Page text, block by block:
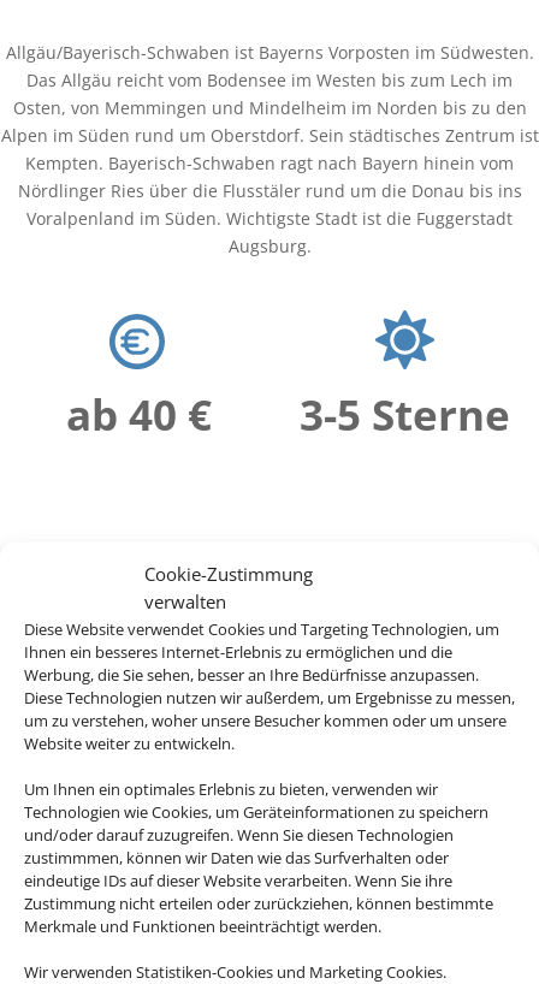
Cookie-Zustimmung
verwalten
Diese Website verwendet Cookies und Targeting Technologien, um
Ihnen ein besseres Internet-Erlebnis zu ermöglichen und die
Werbung, die Sie sehen, besser an Ihre Bedürfnisse anzupassen.
Diese Technologien nutzen wir außerdem, um Ergebnisse zu messen,
um zu verstehen, woher unsere Besucher kommen oder um unsere
Website weiter zu entwickeln.
Um Ihnen ein optimales Erlebnis zu bieten, verwenden wir
Technologien wie Cookies, um Geräteinformationen zu speichern
und/oder darauf zuzugreifen. Wenn Sie diesen Technologien
zustimmmen, können wir Daten wie das Surfverhalten oder
eindeutige IDs auf dieser Website verarbeiten. Wenn Sie ihre
Zustimmung nicht erteilen oder zurückziehen, können bestimmte
Merkmale und Funktionen beeinträchtigt werden.
Wir verwenden Statistiken-Cookies und Marketing Cookies.
Allgäu/Bayerisch-Schwaben ist Bayerns Vorposten im Südwesten.
Das Allgäu reicht vom Bodensee im Westen bis zum Lech im
Osten, von Memmingen und Mindelheim im Norden bis zu den
Alpen im Süden rund um Oberstdorf. Sein städtisches Zentrum ist
Kempten. Bayerisch-Schwaben ragt nach Bayern hinein vom
Nördlinger Ries über die Flusstäler rund um die Donau bis ins
Voralpenland im Süden. Wichtigste Stadt ist die Fuggerstadt
Augsburg.
ab 40 € 3-5 Sterne